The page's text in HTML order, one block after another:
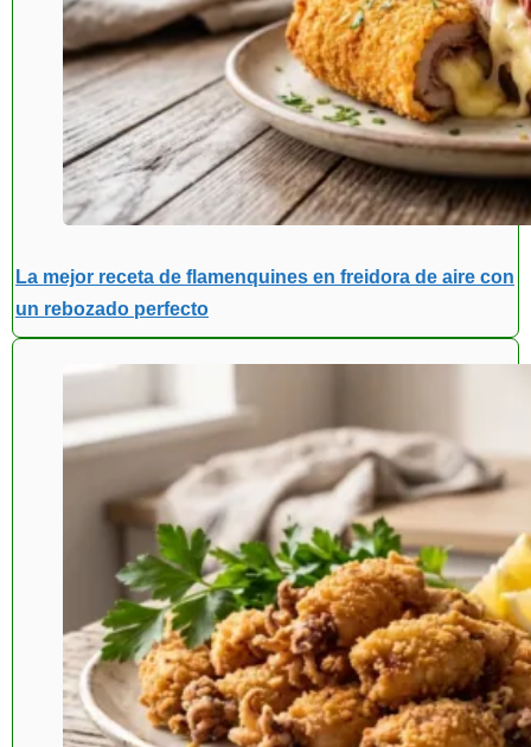
La mejor receta de flamenquines en freidora de aire con
un rebozado perfecto